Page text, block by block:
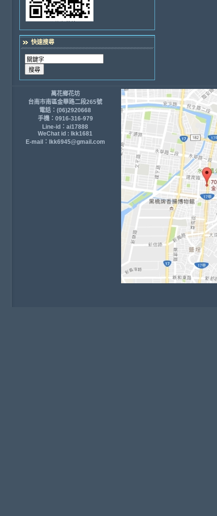
快速搜尋
萬花鄉花坊
台南市南區金華路二段265號
電話：(06)2920668
手機：0916-316-979
Line-id：ai17888
WeChat id : lkk1681
E-mail：lkk6945@gmail.com